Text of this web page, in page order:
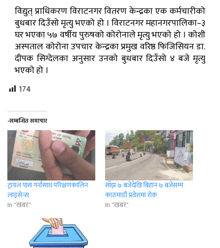
विद्युत् प्राधिकरण विराटनगर वितरण केन्द्रका एक कर्मचारीको
बुधबार दिउँसो मृत्यु भएको हो । विराटनगर महानगरपालिका–३
घर भएका ५७ वर्षीय पुरुषको कोरोनाले मृत्यु भएको हो । कोशी
अस्पताल कोरोना उपचार केन्द्रका प्रमुख वरिष्ठ फिजिसियन डा.
दीपक सिग्देलका अनुसार उनको बुधबार दिउँसो ४ बजे मृत्यु
भएको हो ।
174
-सम्बन्धित समाचार
ट्रायल पास गर्नासाथ परिक्षणकालिन
लाइसेन्स
In "खबर"
साँझ ७ बजेदेखि बिहान ७ बजेसम्म
काठमाडौं प्रवेशमा रोक
In "खबर"